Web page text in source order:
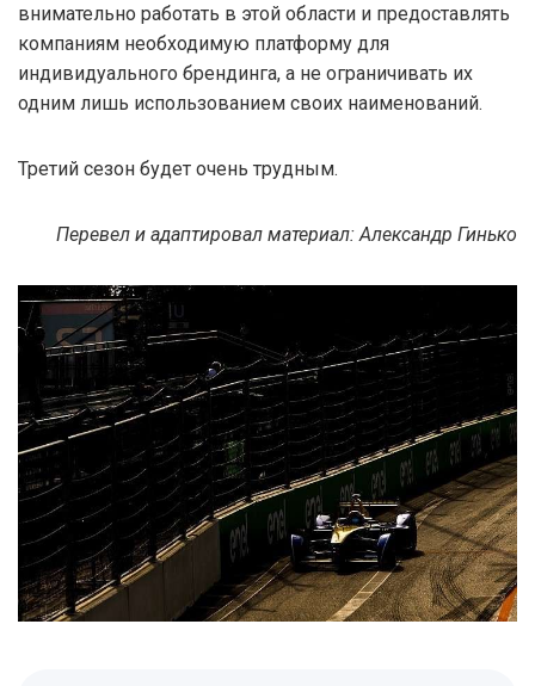
внимательно работать в этой области и предоставлять
компаниям необходимую платформу для
индивидуального брендинга, а не ограничивать их
одним лишь использованием своих наименований.
Третий сезон будет очень трудным.
Перевел и адаптировал материал: Александр Гинько